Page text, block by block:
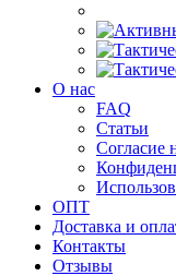
О нас
FAQ
Статьи
Согласие
ОПТ
Доставка и
Контакты
Отзывы